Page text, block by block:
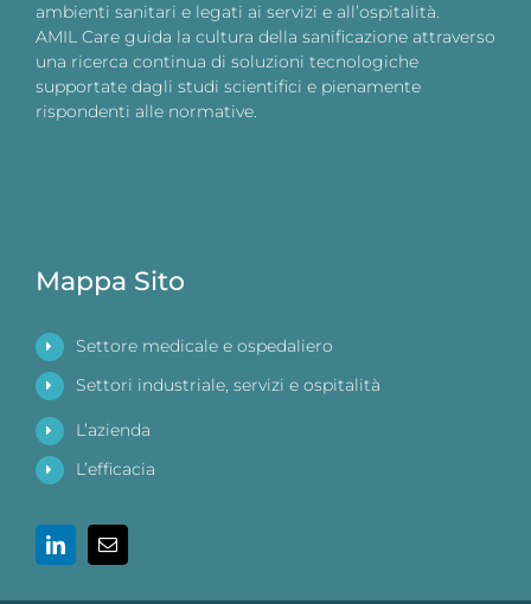
ambienti sanitari e legati ai servizi e all’ospitalità.
AMIL Care guida la cultura della sanificazione attraverso
una ricerca continua di soluzioni tecnologiche
supportate dagli studi scientifici e pienamente
rispondenti alle normative.
Mappa Sito
Settore medicale e ospedaliero
Settori industriale, servizi e ospitalità
L’azienda
L’efficacia